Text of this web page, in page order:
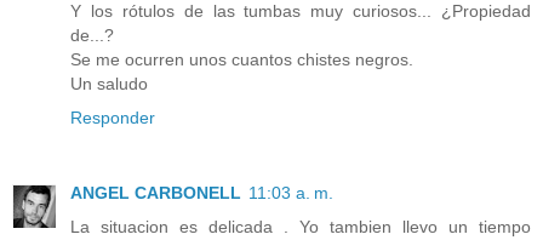
Y los rótulos de las tumbas muy curiosos... ¿Propiedad
de...?
Se me ocurren unos cuantos chistes negros.
Un saludo
Responder
ANGEL CARBONELL 11:03 a. m.
La situacion es delicada . Yo tambien llevo un tiempo